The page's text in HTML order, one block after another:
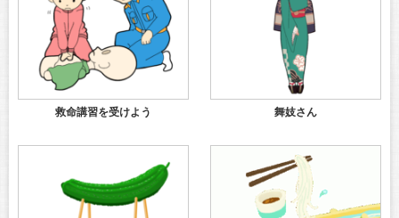
救命講習を受けよう 舞妓さん